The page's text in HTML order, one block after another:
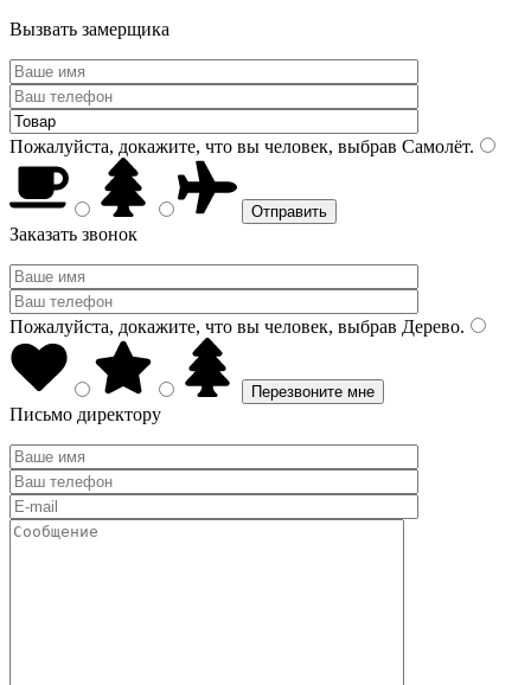
Вызвать замерщика
Пожалуйста, докажите, что вы человек, выбрав Самолёт.
Заказать звонок
Пожалуйста, докажите, что вы человек, выбрав Дерево.
Письмо директору